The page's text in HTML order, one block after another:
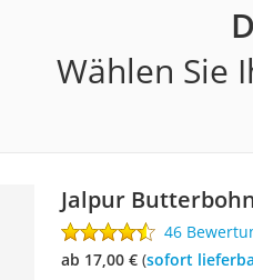
Wählen Sie
Jalpur
46
ab 17,00 €( Sofort